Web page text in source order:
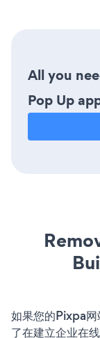
All you
Pop Up
如果您的Pixpa网
了在建立企业在